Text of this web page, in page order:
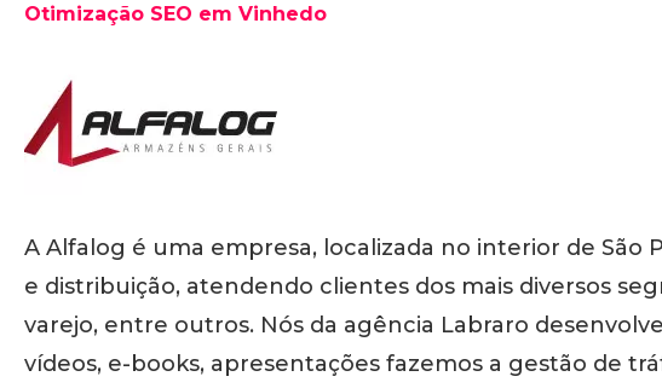
Otimização SEO em Vinhedo
A Alfalog é uma empresa, localizada no interior de
e distribuição, atendendo clientes dos mais diversos
varejo, entre outros. Nós da agência Labraro
vídeos, e-books, apresentações fazemos a gestão de